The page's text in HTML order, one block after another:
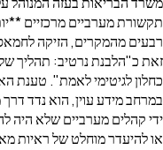
תקשורת מערביים מרכזיים
רבעים מהמקרים, הזיקה
זאת כ"הלבנת נרטיב: תהליך
כחלון לגיטימי לאמת". טענת
במרחב מידע עוין, הוא נדד
ידי קהלים מערביים שלא היה
או להיעדר מוחלט של ראיות